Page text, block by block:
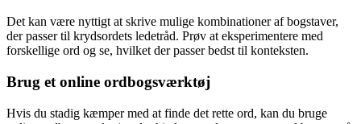
Det kan være nyttigt at skrive mulige kombinationer af bogstaver,
der passer til krydsordets ledetråd. Prøv at eksperimentere med
forskellige ord og se, hvilket der passer bedst til konteksten.
Brug et online ordbogsværktøj
Hvis du stadig kæmper med at finde det rette ord, kan du bruge